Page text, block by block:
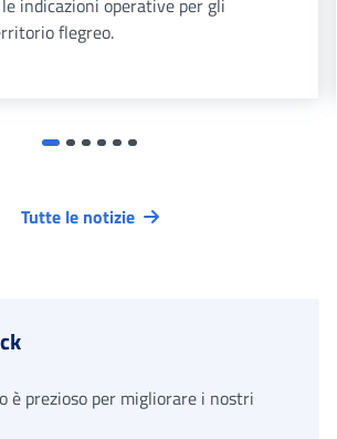
indicazioni operative per gli
flegreo.
Tutte le notizie
è prezioso per migliorare i nostri